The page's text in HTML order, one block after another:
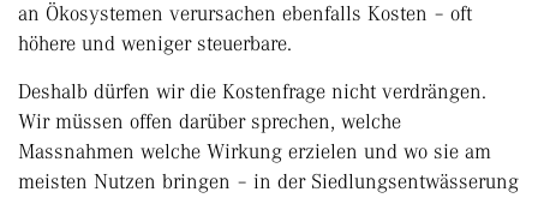
an Ökosystemen verursachen ebenfalls Kosten – oft
höhere und weniger steuerbare.
Deshalb dürfen wir die Kostenfrage nicht verdrängen.
Wir müssen offen darüber sprechen, welche
Massnahmen welche Wirkung erzielen und wo sie am
meisten Nutzen bringen – in der Siedlungsentwässerung